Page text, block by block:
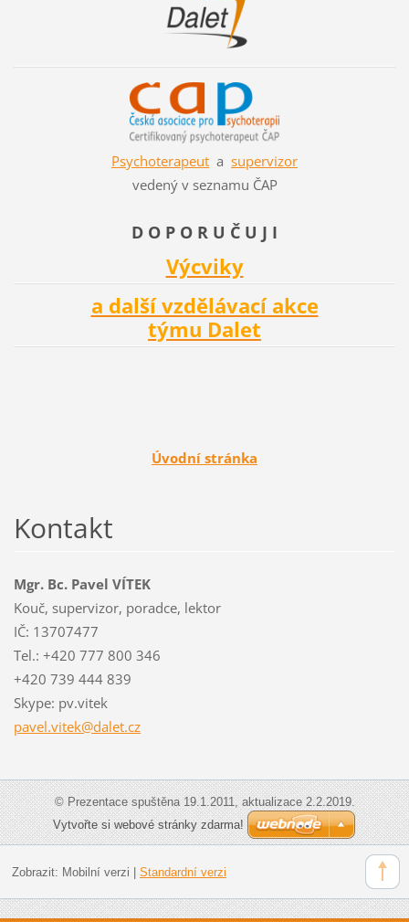
Psychoterapeut a supervizor
vedený v seznamu ČAP
D O P O R U Č U J I
Výcviky
a další vzdělávací akce
týmu Dalet
Úvodní stránka
Kontakt
Mgr. Bc. Pavel VÍTEK
Kouč, supervizor, poradce, lektor
IČ: 13707477
Tel.: +420 777 800 346
+420 739 444 839
Skype: pv.vitek
pavel.vitek@dalet.cz
© Prezentace spuštěna 19.1.2011, aktualizace 2.2.2019.
Vytvořte si webové stránky zdarma!
Zobrazit: Mobilní verzi Standardní verzi